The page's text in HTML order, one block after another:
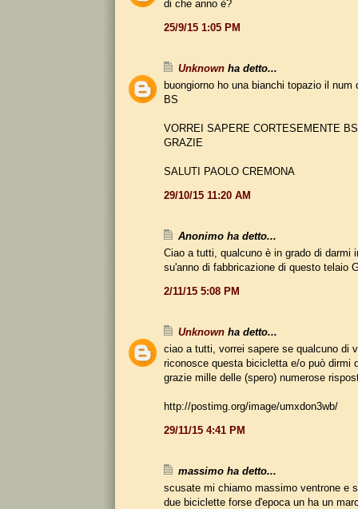
di che anno è?
25/9/15 1:05 PM
Unknown ha detto...
buongiorno ho una bianchi topazio il num
BS
VORREI SAPERE CORTESEMENTE
GRAZIE
SALUTI PAOLO CREMONA
29/10/15 11:20 AM
Anonimo ha detto...
Ciao a tutti, qualcuno è in grado di darmi
su'anno di fabbricazione di questo telaio
2/11/15 5:08 PM
Unknown ha detto...
ciao a tutti, vorrei sapere se qualcuno di
riconosce questa bicicletta e/o può dirmi
grazie mille delle (spero) numerose
http://postimg.org/image/umxdon3wb/
29/11/15 4:41 PM
massimo ha detto...
scusate mi chiamo massimo ventrone e
due biciclette forse d'epoca un ha un